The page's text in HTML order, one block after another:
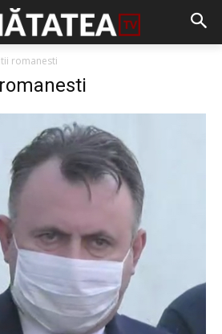
romanesti